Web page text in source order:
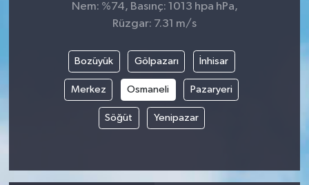
Nem: %74, Basınç: 1013 hpa hPa,
Rüzgar: 7.31 m/s
Bozüyük Gölpazarı İnhisar
Merkez Osmaneli Pazaryeri
Söğüt Yenipazar
BİLİM&TEKNOLOJİ
BÖLGE
DÜNYA